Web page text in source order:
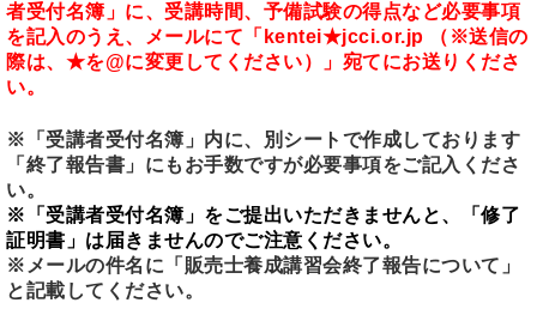
者受付名簿」に、受講時間、予備試験の得点など必要事項
を記入のうえ、メールにて「kentei★jcci.or.jp （※送信の
際は、★を@に変更してください）」宛てにお送りくださ
い。
※「受講者受付名簿」内に、別シートで作成しております
「終了報告書」にもお手数ですが必要事項をご記入くださ
い。
※「受講者受付名簿」をご提出いただきませんと、「修了
証明書」は届きませんのでご注意ください。
※メールの件名に「販売士養成講習会終了報告について」
と記載してください。